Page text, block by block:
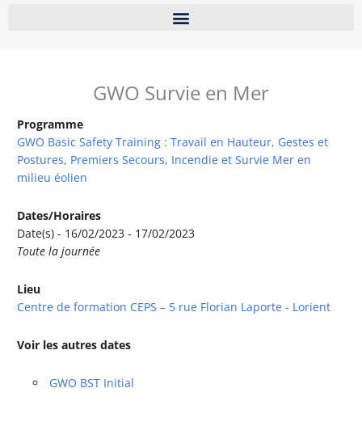
GWO Survie en Mer
Programme
GWO Basic Safety Training : Travail en Hauteur, Gestes et
Postures, Premiers Secours, Incendie et Survie Mer en
milieu éolien
Dates/Horaires
Date(s) - 16/02/2023 - 17/02/2023
Toute la journée
Lieu
Centre de formation CEPS – 5 rue Florian Laporte - Lorient
Voir les autres dates
GWO BST Initial